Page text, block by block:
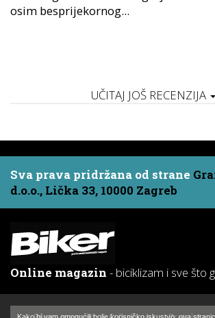
osim besprijekornog...
UČITAJ JOŠ RECENZIJA
Sva prava pridržana od strane
d.o.o., Lička 33, 10000 Zagreb
Online magazin - biciklizam i sve što